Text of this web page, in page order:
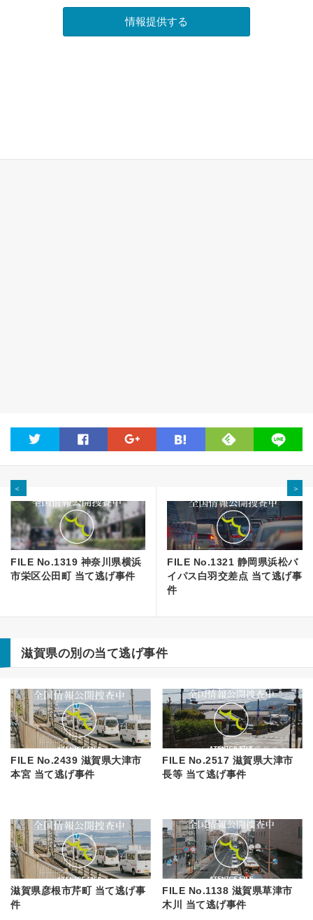
facebook line
＜
FILE No.1319 神奈川県横浜
市栄区公田町 当て逃げ事件
＞
FILE No.1321 静岡県浜松バ
イパス白羽交差点 当て逃げ事
件
滋賀県の別の当て逃げ事件
FILE No.2439 滋賀県大津市
本宮 当て逃げ事件
FILE No.2517 滋賀県大津市
長等 当て逃げ事件
滋賀県彦根市芹町 当て逃げ事
件
FILE No.1138 滋賀県草津市
木川 当て逃げ事件